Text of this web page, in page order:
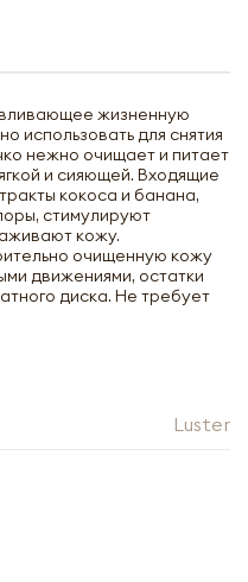
жизненную
использовать для снятия
нежно очищает и питает
и сияющей. Входящие
кокоса и банана,
стимулируют
кожу.
очищенную кожу
движениями, остатки
диска. Не требует
Luster